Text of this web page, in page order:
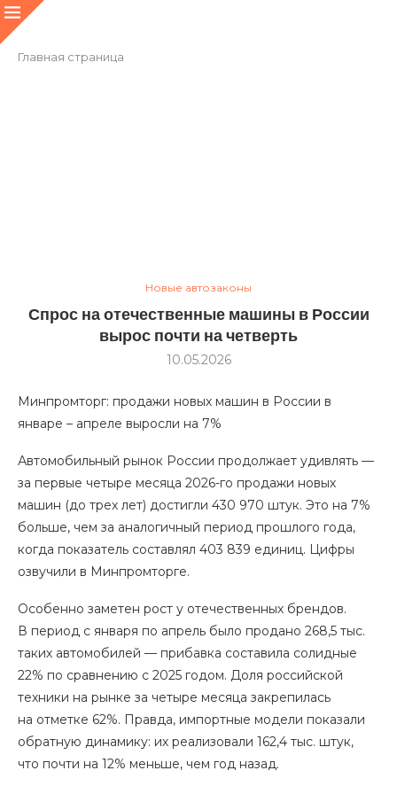
Главная страница
Новые автозаконы
Спрос на отечественные машины в России
вырос почти на четверть
10.05.2026
Минпромторг: продажи новых машин в России в
январе – апреле выросли на 7%
Автомобильный рынок России продолжает удивлять —
за первые четыре месяца 2026-го продажи новых
машин (до трех лет) достигли 430 970 штук. Это на 7%
больше, чем за аналогичный период прошлого года,
когда показатель составлял 403 839 единиц. Цифры
озвучили в Минпромторге.
Особенно заметен рост у отечественных брендов.
В период с января по апрель было продано 268,5 тыс.
таких автомобилей — прибавка составила солидные
22% по сравнению с 2025 годом. Доля российской
техники на рынке за четыре месяца закрепилась
на отметке 62%. Правда, импортные модели показали
обратную динамику: их реализовали 162,4 тыс. штук,
что почти на 12% меньше, чем год назад.